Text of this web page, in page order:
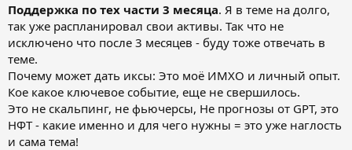
Поддержка по тех части 3 месяца. Я в теме на долго,
так уже распланировал свои активы. Так что не
исключено что после 3 месяцев - буду тоже отвечать в
теме.
Почему может дать иксы: Это моё ИМХО и личный опыт.
Кое какое ключевое событие, еще не свершилось.
Это не скальпинг, не фьючерсы, Не прогнозы от GPT, это
НФТ - какие именно и для чего нужны = это уже наглость
и сама тема!